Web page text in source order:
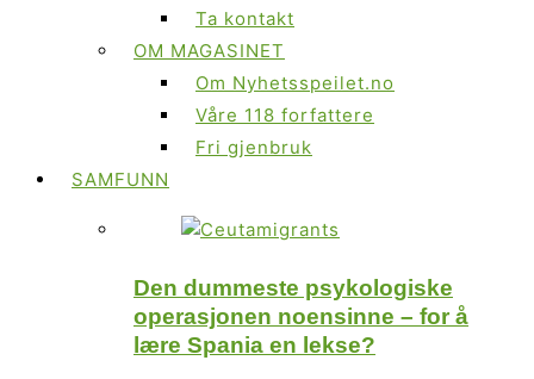
Ta kontakt
OM MAGASINET
Om Nyhetsspeilet.no
Våre 118 forfattere
Fri gjenbruk
SAMFUNN
Den dummeste psykologiske
operasjonen noensinne – for å
lære Spania en lekse?